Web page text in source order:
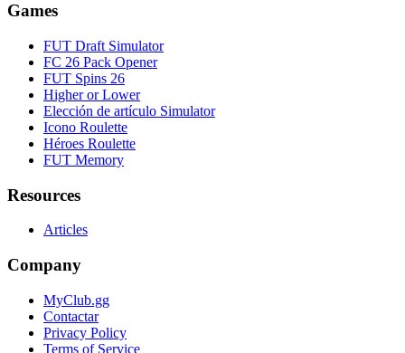
Games
FUT Draft Simulator
FC 26 Pack Opener
FUT Spins 26
Higher or Lower
Elección de artículo Simulator
Icono Roulette
Héroes Roulette
FUT Memory
Resources
Articles
Company
MyClub.gg
Contactar
Privacy Policy
Terms of Service